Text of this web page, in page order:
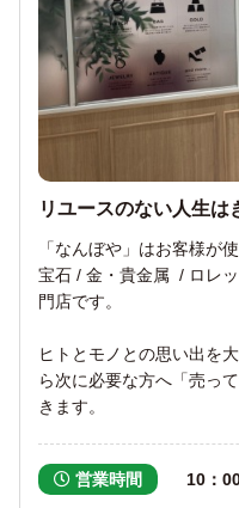
リユースのない人生は
「なんぼや」はお客様が
宝石 / 金・貴金属  / ロレ
門店です。
ヒトとモノとの思い出を
ら次に必要な方へ「売っ
きます。
営業時間 10：